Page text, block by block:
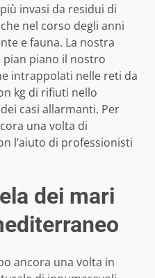
invasi da residui di
nel corso degli anni
e fauna. La nostra
piano il nostro
intrappolati nelle reti da
kg di rifiuti nello
casi allarmanti. Per
una volta di
l’aiuto di professionisti
dei mari
ancora una volta in